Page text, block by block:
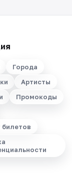
Города
Артисты
Промокоды
билетов